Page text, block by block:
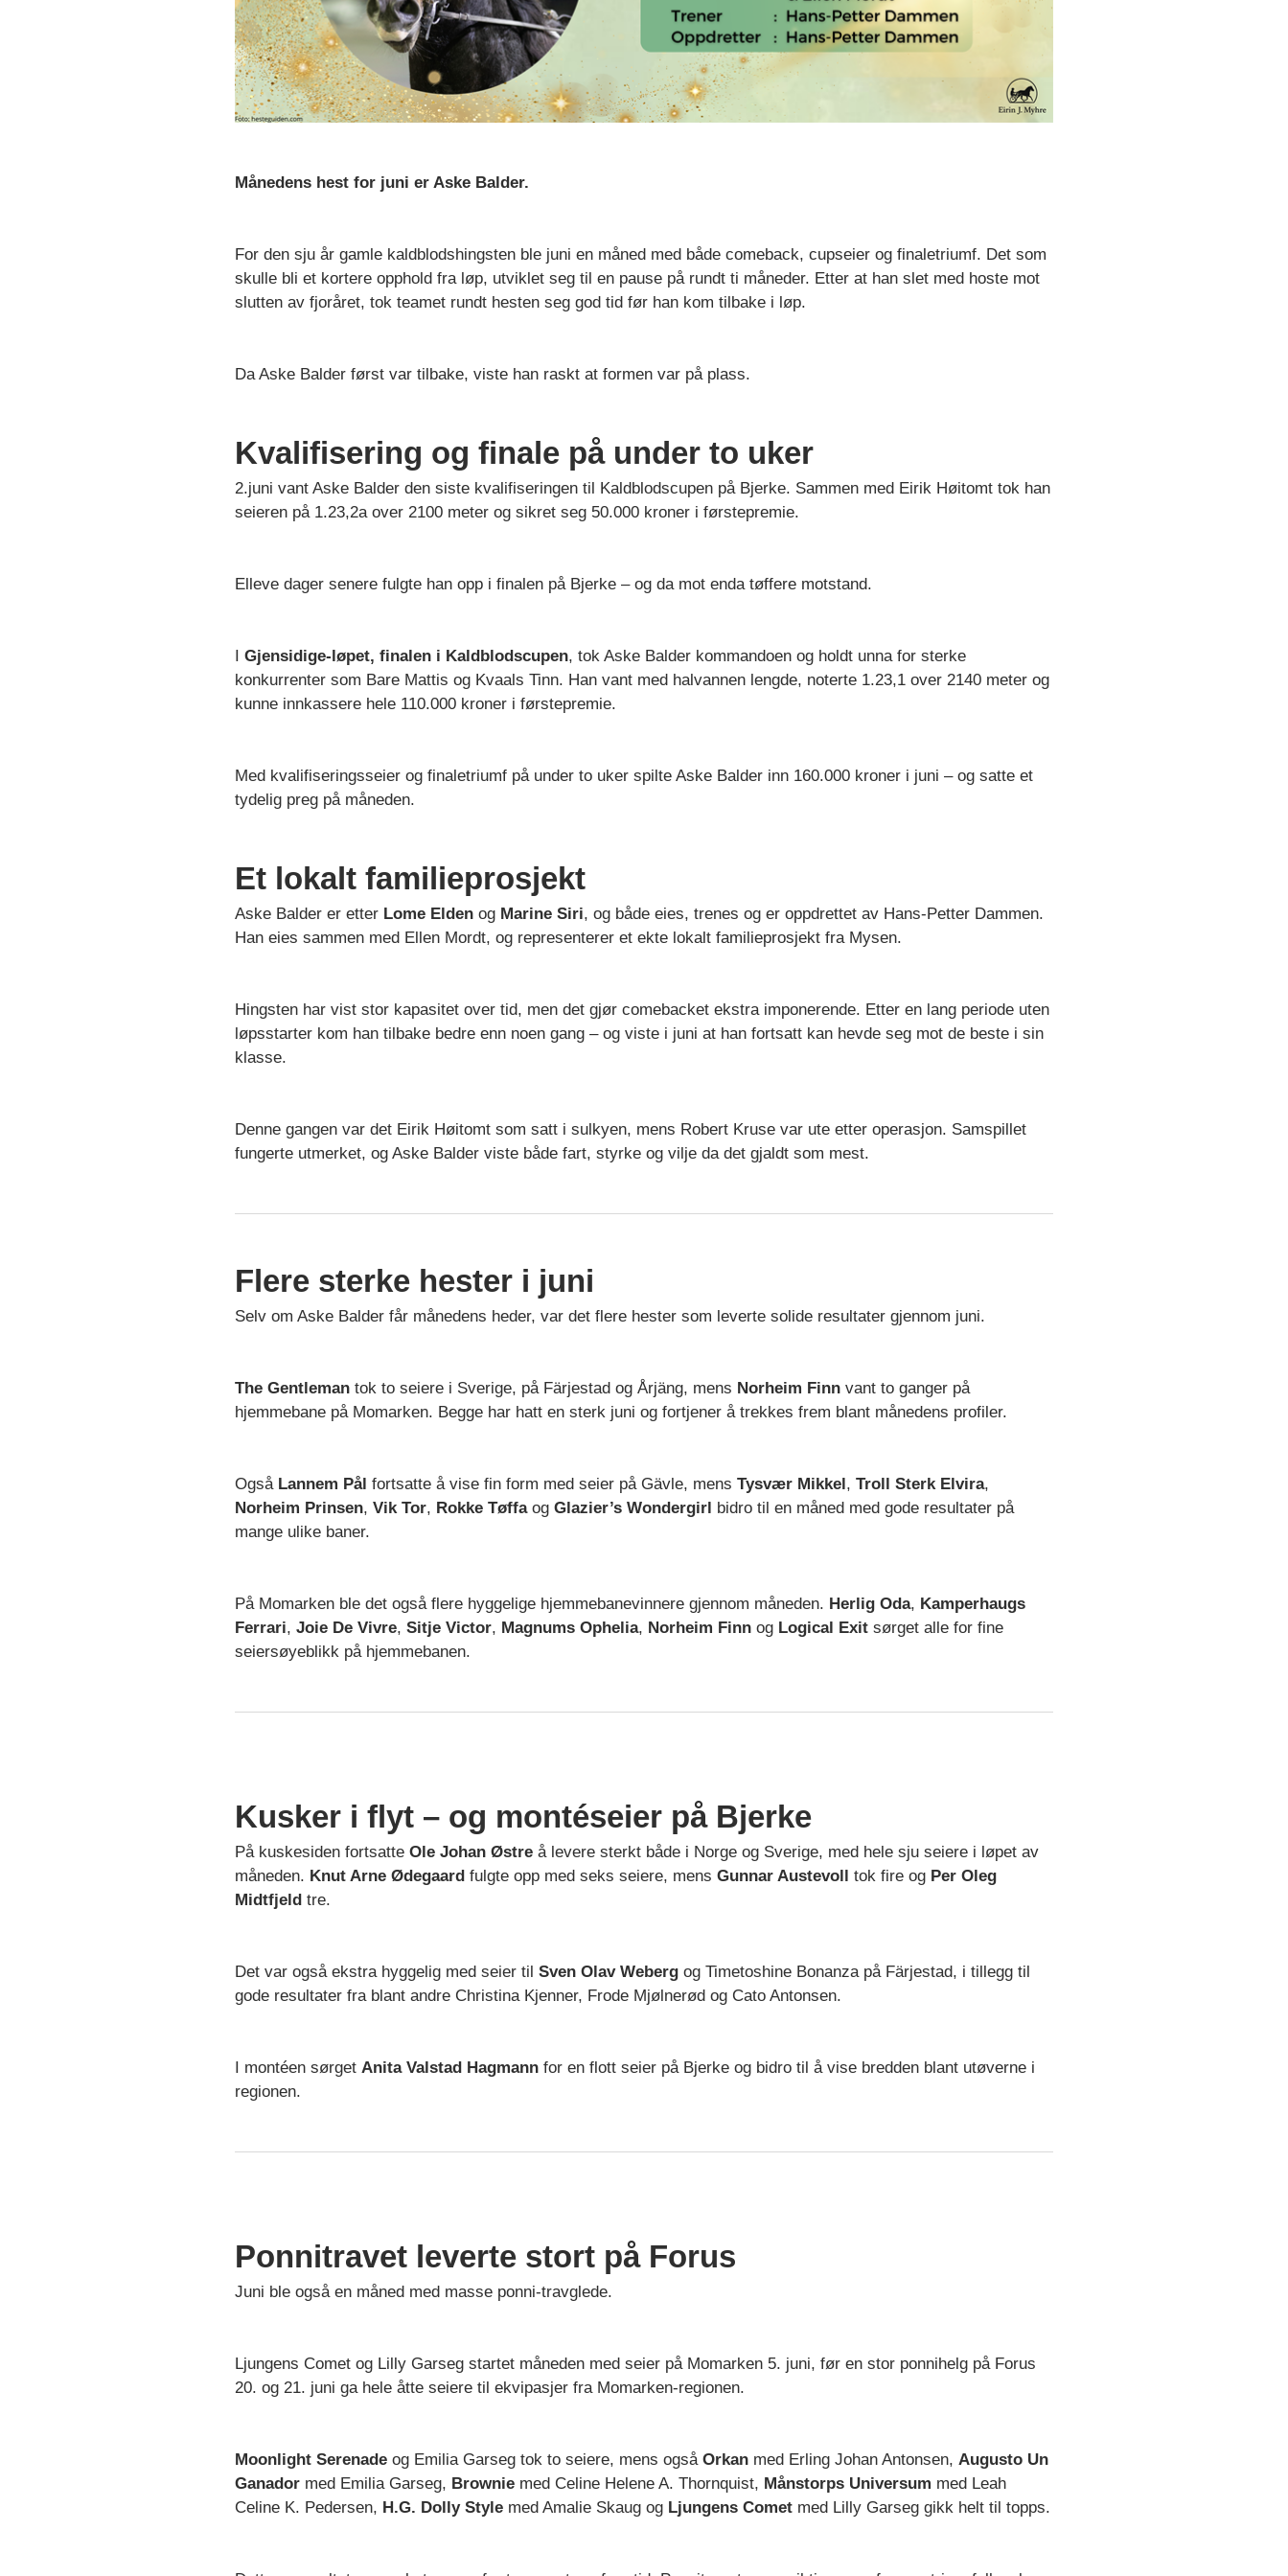
Månedens hest for juni er Aske Balder.
For den sju år gamle kaldblodshingsten ble juni en måned med både comeback, cupseier og finaletriumf. Det som
skulle bli et kortere opphold fra løp, utviklet seg til en pause på rundt ti måneder. Etter at han slet med hoste mot
slutten av fjoråret, tok teamet rundt hesten seg god tid før han kom tilbake i løp.
Da Aske Balder først var tilbake, viste han raskt at formen var på plass.
Kvalifisering og finale på under to uker
2.juni vant Aske Balder den siste kvalifiseringen til Kaldblodscupen på Bjerke. Sammen med Eirik Høitomt tok han
seieren på 1.23,2a over 2100 meter og sikret seg 50.000 kroner i førstepremie.
Elleve dager senere fulgte han opp i finalen på Bjerke – og da mot enda tøffere motstand.
I Gjensidige-løpet, finalen i Kaldblodscupen, tok Aske Balder kommandoen og holdt unna for sterke
konkurrenter som Bare Mattis og Kvaals Tinn. Han vant med halvannen lengde, noterte 1.23,1 over 2140 meter og
kunne innkassere hele 110.000 kroner i førstepremie.
Med kvalifiseringsseier og finaletriumf på under to uker spilte Aske Balder inn 160.000 kroner i juni – og satte et
tydelig preg på måneden.
Et lokalt familieprosjekt
Aske Balder er etter Lome Eldenog Marine Siri, og både eies, trenes og er oppdrettet av Hans-Petter Dammen.
Han eies sammen med Ellen Mordt, og representerer et ekte lokalt familieprosjekt fra Mysen.
Hingsten har vist stor kapasitet over tid, men det gjør comebacket ekstra imponerende. Etter en lang periode uten
løpsstarter kom han tilbake bedre enn noen gang – og viste i juni at han fortsatt kan hevde seg mot de beste i sin
klasse.
Denne gangen var det Eirik Høitomt som satt i sulkyen, mens Robert Kruse var ute etter operasjon. Samspillet
fungerte utmerket, og Aske Balder viste både fart, styrke og vilje da det gjaldt som mest.
Flere sterke hester i juni
Selv om Aske Balder får månedens heder, var det flere hester som leverte solide resultater gjennom juni.
The Gentlemantok to seiere i Sverige, på Färjestad og Årjäng, mens Norheim Finnvant to ganger på
hjemmebane på Momarken. Begge har hatt en sterk juni og fortjener å trekkes frem blant månedens profiler.
Også Lannem Pål fortsatte å vise fin form med seier på Gävle, mens Tysvær Mikkel, Troll Sterk Elvira,
Norheim Prinsen, Vik Tor, Rokke Tøffaog Glazier’s Wondergirl bidro til en måned med gode resultater på
mange ulike baner.
På Momarken ble det også flere hyggelige hjemmebanevinnere gjennom måneden. Herlig Oda, Kamperhaugs
Ferrari, Joie De Vivre, Sitje Victor, Magnums Ophelia, Norheim Finnog Logical Exitsørget alle for fine
seiersøyeblikk på hjemmebanen.
Kusker i flyt – og montéseier på Bjerke
På kuskesiden fortsatte Ole Johan Østreå levere sterkt både i Norge og Sverige, med hele sju seiere i løpet av
måneden. Knut Arne Ødegaardfulgte opp med seks seiere, mens Gunnar Austevoll tok fire og Per Oleg
Midtfjeldtre.
Det var også ekstra hyggelig med seier til Sven Olav Webergog Timetoshine Bonanza på Färjestad, i tillegg til
gode resultater fra blant andre Christina Kjenner, Frode Mjølnerød og Cato Antonsen.
I montéen sørget Anita Valstad Hagmannfor en flott seier på Bjerke og bidro til å vise bredden blant utøverne i
regionen.
Ponnitravet leverte stort på Forus
Juni ble også en måned med masse ponni-travglede.
Ljungens Comet og Lilly Garseg startet måneden med seier på Momarken 5. juni, før en stor ponnihelg på Forus
20. og 21. juni ga hele åtte seiere til ekvipasjer fra Momarken-regionen.
Moonlight Serenadeog Emilia Garseg tok to seiere, mens også Orkanmed Erling Johan Antonsen, Augusto Un
Ganadormed Emilia Garseg, Browniemed Celine Helene A. Thornquist, Månstorps Universum med Leah
Celine K. Pedersen, H.G. Dolly Stylemed Amalie Skaug og Ljungens Cometmed Lilly Garseg gikk helt til topps.